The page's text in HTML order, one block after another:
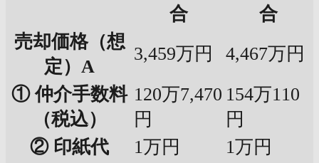
合
合
売却価格（想
定）A
3,459万円
4,467万円
① 仲介手数料
（税込）
120万7,470
円
154万110
円
② 印紙代
1万円
1万円